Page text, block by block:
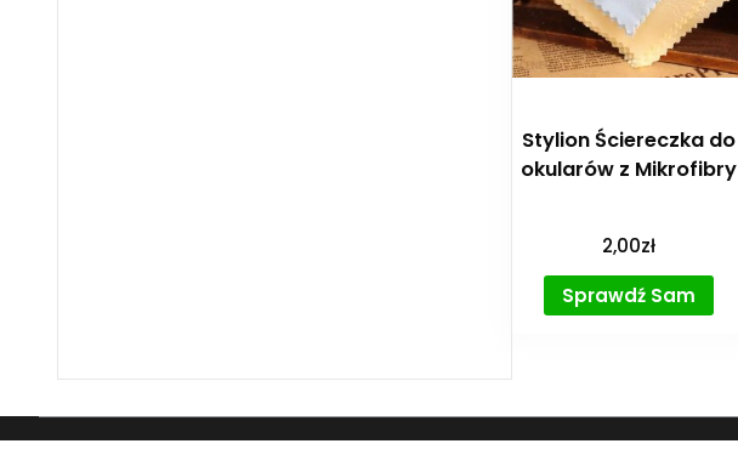
Stylion Ściereczka do
okularów z Mikrofibry
2,00zł
Sprawdź Sam